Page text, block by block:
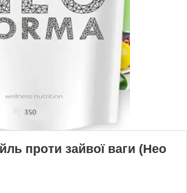
проти зайвої ваги (Нео